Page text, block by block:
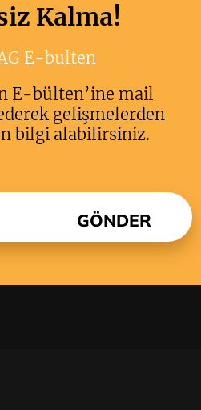
Kalma!
E-bulten
E-bülten’ine mail
gelişmelerden
bilgi alabilirsiniz.